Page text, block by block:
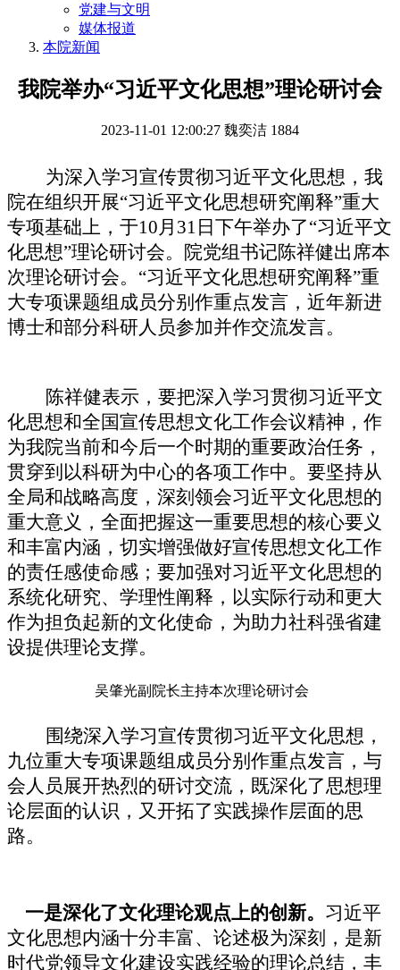
党建与文明
媒体报道
本院新闻
我院举办“习近平文化思想”理论研讨会
2023-11-01 12:00:27 魏奕洁 1884
为深入学习宣传贯彻习近平文化思想，我
院在组织开展“习近平文化思想研究阐释”重大
专项基础上，于10月31日下午举办了“习近平文
化思想”理论研讨会。院党组书记陈祥健出席本
次理论研讨会。“习近平文化思想研究阐释”重
大专项课题组成员分别作重点发言，近年新进
博士和部分科研人员参加并作交流发言。
陈祥健表示，要把深入学习贯彻习近平文
化思想和全国宣传思想文化工作会议精神，作
为我院当前和今后一个时期的重要政治任务，
贯穿到以科研为中心的各项工作中。要坚持从
全局和战略高度，深刻领会习近平文化思想的
重大意义，全面把握这一重要思想的核心要义
和丰富内涵，切实增强做好宣传思想文化工作
的责任感使命感；要加强对习近平文化思想的
系统化研究、学理性阐释，以实际行动和更大
作为担负起新的文化使命，为助力社科强省建
设提供理论支撑。
吴肇光副院长主持本次理论研讨会
围绕深入学习宣传贯彻习近平文化思想，
九位重大专项课题组成员分别作重点发言，与
会人员展开热烈的研讨交流，既深化了思想理
论层面的认识，又开拓了实践操作层面的思
路。
一是深化了文化理论观点上的创新。 习近平
文化思想内涵十分丰富、论述极为深刻，是新
时代党领导文化建设实践经验的理论总结，丰